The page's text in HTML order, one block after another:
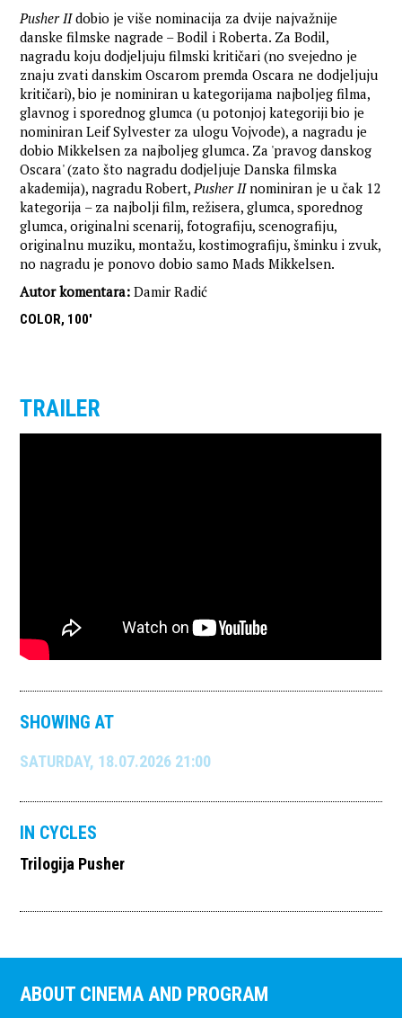
Pusher IIdobio je više nominacija za dvije najvažnije
danske filmske nagrade – Bodil i Roberta. Za Bodil,
nagradu koju dodjeljuju filmski kritičari (no svejedno je
znaju zvati danskim Oscarom premda Oscara ne dodjeljuju
kritičari), bio je nominiran u kategorijama najboljeg filma,
glavnog i sporednog glumca (u potonjoj kategoriji bio je
nominiran Leif Sylvester za ulogu Vojvode), a nagradu je
dobio Mikkelsen za najboljeg glumca. Za 'pravog danskog
Oscara' (zato što nagradu dodjeljuje Danska filmska
akademija), nagradu Robert, Pusher IInominiran je u čak 12
kategorija – za najbolji film, režisera, glumca, sporednog
glumca, originalni scenarij, fotografiju, scenografiju,
originalnu muziku, montažu, kostimografiju, šminku i zvuk,
no nagradu je ponovo dobio samo Mads Mikkelsen.
Autor komentara: Damir Radić
COLOR, 100'
TRAILER
SHOWING AT
SATURDAY, 18.07.2026 21:00
IN CYCLES
Trilogija Pusher
ABOUT CINEMA AND PROGRAM